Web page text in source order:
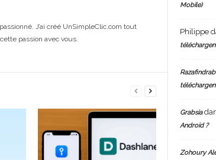
J’ai créé UnSimpleClic.com tout
passion avec vous.
Mobile)
Philippe
Grabsia
Android ?
Zohoury